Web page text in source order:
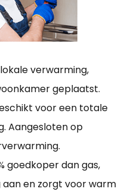
verwarming,
geplaatst.
voor een totale
Aangesloten op
goedkoper dan gas,
en zorgt voor warm